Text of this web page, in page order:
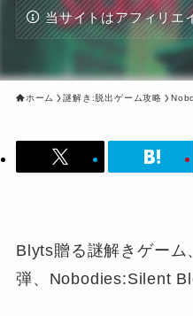
当サイトはアフィリエ
ホーム 謎解き:脱出ゲーム攻略
Blyts贈る謎解きゲー
弾、Nobodies:Silent